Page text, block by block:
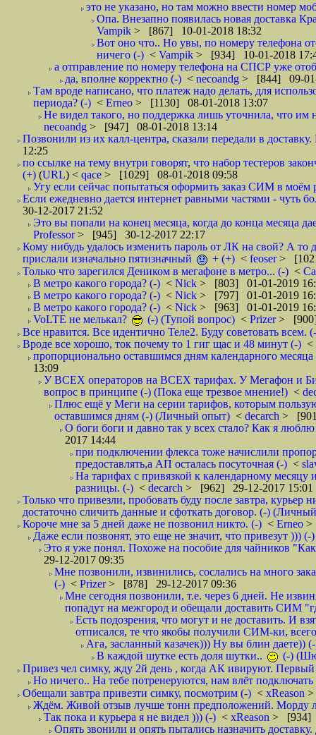
это не указано, но там можно ввести номер
Опа. Внезапно появилась новая доставка
Vampik > [867] 10-01-2018 18:32
Вот оно что.. Но увы, по номеру телефона
ничего (-) < Vampik > [934] 10-01-2018
а отправление по номеру телефона на СПСР уже
да, вполне корректно (-) < necoandg > [844] 09-01-
Там вроде написано, что платеж надо делать, для
периода? (-) < Erneo > [1130] 08-01-2018 13:07
Не видел такого, но поддержка лишь уточнила, что
necoandg > [947] 08-01-2018 13:14
Позвонили из их калл-центра, сказали передали в
12:25
по ссылке на тему внутри говорят, что набор тестеров
(+) (URL) < qace > [1029] 08-01-2018 09:58
Угу если сейчас попытаться оформить заказ СИМ в моём
Если ежедневно дается интернет равными частями - чуть
30-12-2017 21:52
Это вы попали на конец месяца, когда до конца месяца
Professor> [945] 30-12-2017 22:17
Кому нибудь удалось изменить пароль от ЛК на свой? А то
прислали изначально пятизначный
+ (+) < feoser>
Только что зарегился Деником в мегафоне в метро... (-) <
В метро какого города? (-) < Nick > [803] 01-01-2019
В метро какого города? (-) < Nick > [797] 01-01-2019
В метро какого города? (-) < Nick > [963] 01-01-2019
VoLTE не мелькал?
(-) (Тупой вопрос) < Prizer>
Все нравится. Все идентично Теле2. Буду советовать всем.
Вроде все хорошо, ток почему то 1 гиг щас и 48 минут (-) <
пропорционально оставшимся дням календарного
13:09
У ВСЕХ операторов на ВСЕХ тарифах. У Мегафон и Би
вопрос в принципе (-) (Пока еще трезвое мнение!) <
Плюс ещё у Меги на серии тарифов, которым
оставшимся дням (-) (Личный опыт) < decarch >
О боги боги и давно так у всех стало? Как я
2017 14:44
при подключении флекса тоже начислили
предоставлять,а АП осталась посуточная (-) <
На тарифах с привязкой к календарному
разницы. (-) < decarch > [962] 29-12-2017 15:01
Только что привезли, пробовать буду после завтра,
достаточно сличить данные и сфоткать договор. (-)
Короче мне за 5 дней даже не позвонил никто. (-) < Erneo >
Даже если позвонят, это еще не значит, что привезут ))) (-)
Это я уже понял. Похоже на пособие для чайников
29-12-2017 09:35
Мне позвонили, извинились, сослались на много
(-) < Prizer> [878] 29-12-2017 09:36
Мне сегодня позвонили, т.е. через 6 дней. Не
попадут на межгород и обещали доставить СИМ
Есть подозрения, что могут и не доставить. И
отписался, те что якобы получили СИМ-ки,
Ага, засланный казачек))) Ну вы блин даете))
В каждой шутке есть доля шутки..
(-)
Привез чел симку, жду 2й день , когда АК ивируют. Первый
Но ничего.. На тебе потренеруются, нам влёт подключать
Обещали завтра привезти симку, посмотрим (-) < xReason
Ждём. Живой отзыв лучше тонн предположений. Морду
Так пока и курьера я не видел ))) (-) < xReason > [934]
Опять звонили и опять пытались назначить